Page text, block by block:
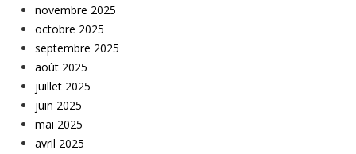
novembre 2025
octobre 2025
septembre 2025
août 2025
juillet 2025
juin 2025
mai 2025
avril 2025